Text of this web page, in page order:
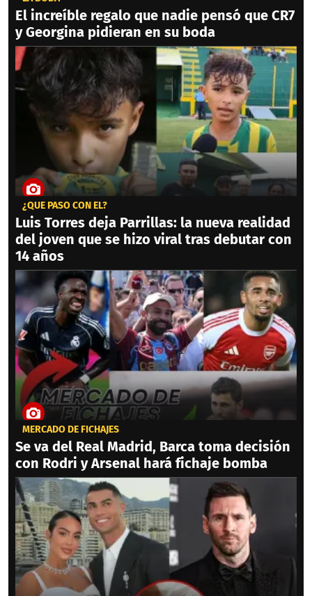
El increíble regalo que nadie pensó que CR7
y Georgina pidieran en su boda
¿QUÉ PASÓ CON ÉL?
Luis Torres deja Parrillas: la nueva realidad
del joven que se hizo viral tras debutar con
14 años
MERCADO DE FICHAJES
Se va del Real Madrid, Barca toma decisión
con Rodri y Arsenal hará fichaje bomba